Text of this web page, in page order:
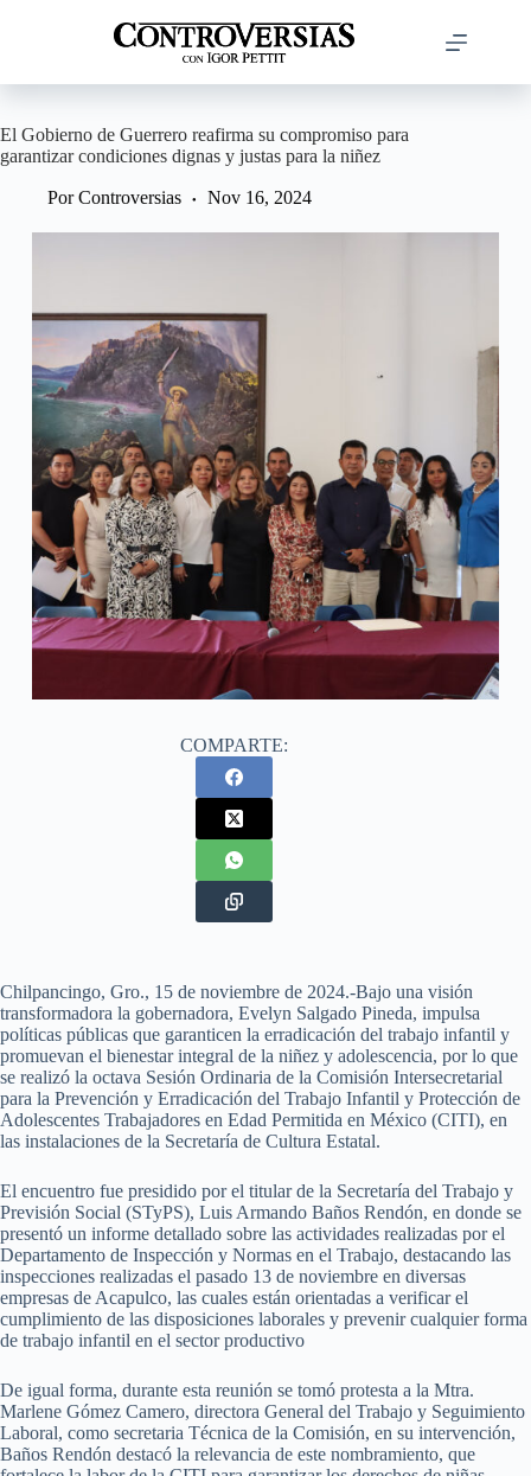
El Gobierno de Guerrero reafirma su compromiso para
garantizar condiciones dignas y justas para la niñez
Por Controversias Nov 16, 2024
COMPARTE:
Chilpancingo, Gro., 15 de noviembre de 2024.-Bajo una visión
transformadora la gobernadora, Evelyn Salgado Pineda, impulsa
políticas públicas que garanticen la erradicación del trabajo infantil y
promuevan el bienestar integral de la niñez y adolescencia, por lo que
se realizó la octava Sesión Ordinaria de la Comisión Intersecretarial
para la Prevención y Erradicación del Trabajo Infantil y Protección de
Adolescentes Trabajadores en Edad Permitida en México (CITI), en
las instalaciones de la Secretaría de Cultura Estatal.
El encuentro fue presidido por el titular de la Secretaría del Trabajo y
Previsión Social (STyPS), Luis Armando Baños Rendón, en donde se
presentó un informe detallado sobre las actividades realizadas por el
Departamento de Inspección y Normas en el Trabajo, destacando las
inspecciones realizadas el pasado 13 de noviembre en diversas
empresas de Acapulco, las cuales están orientadas a verificar el
cumplimiento de las disposiciones laborales y prevenir cualquier forma
de trabajo infantil en el sector productivo
De igual forma, durante esta reunión se tomó protesta a la Mtra.
Marlene Gómez Camero, directora General del Trabajo y Seguimiento
Laboral, como secretaria Técnica de la Comisión, en su intervención,
Baños Rendón destacó la relevancia de este nombramiento, que